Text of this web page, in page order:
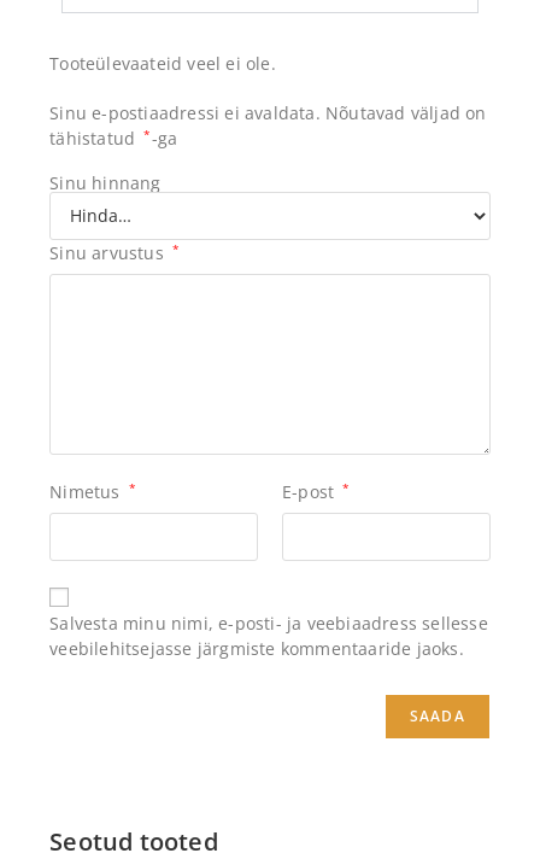
Tooteülevaateid veel ei ole.
Sinu e-postiaadressi ei avaldata. Nõutavad väljad on
tähistatud
*-ga
Sinu hinnang
Sinu arvustus *
Nimetus * E-post *
Salvesta minu nimi, e-posti- ja veebiaadress sellesse
veebilehitsejasse järgmiste kommentaaride jaoks.
Seotud tooted